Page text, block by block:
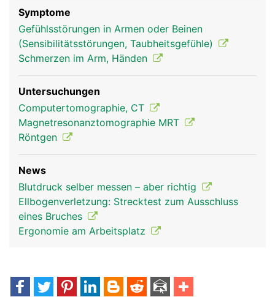
Symptome
Gefühlsstörungen in Armen oder Beinen
(Sensibilitätsstörungen, Taubheitsgefühle)
Schmerzen im Arm, Händen
Untersuchungen
Computertomographie, CT
Magnetresonanztomographie MRT
Röntgen
News
Blutdruck selber messen – aber richtig
Ellbogenverletzung: Strecktest zum Ausschluss
eines Bruches
Ergonomie am Arbeitsplatz